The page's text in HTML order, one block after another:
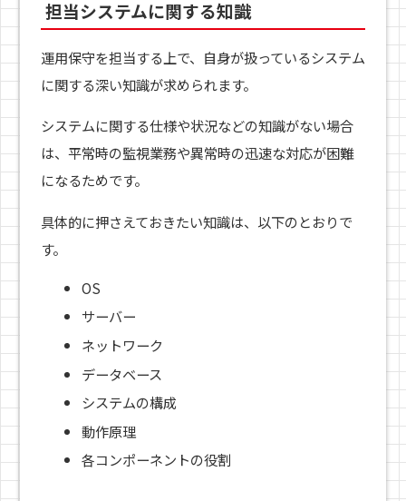
担当システムに関する知識
運用保守を担当する上で、自身が扱っているシステム
に関する深い知識が求められます。
システムに関する仕様や状況などの知識がない場合
は、平常時の監視業務や異常時の迅速な対応が困難
になるためです。
具体的に押さえておきたい知識は、以下のとおりで
す。
OS
サーバー
ネットワーク
データベース
システムの構成
動作原理
各コンポーネントの役割